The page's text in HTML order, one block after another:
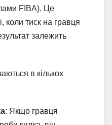
FIBA). Це
коли тиск на гравця
залежить
в кількох
: Якщо гравця